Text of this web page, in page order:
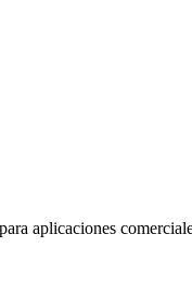
aplicaciones